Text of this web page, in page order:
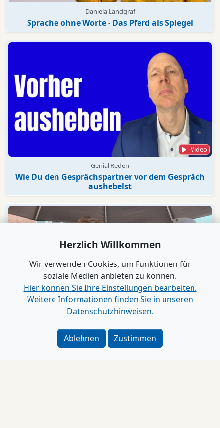
Daniela Landgraf
Sprache ohne Worte - Das Pferd als Spiegel
Video
Genial Reden
Wie Du den Gesprächspartner vor dem Gespräch
aushebelst
Bad Segeberg
Der Wilde Westen mitten in der Fußgängerzone
„Eine Stadt spielt Karl May“
Herzlich Willkommen
Wir verwenden Cookies, um Funktionen für
soziale Medien anbieten zu können.
Hier können Sie Ihre Einstellungen bearbeiten.
Weitere Informationen finden Sie in unseren
Datenschutzhinweisen.
Ablehnen Zustimmen